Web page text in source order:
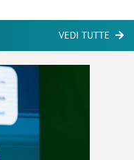
VEDI TUTTE